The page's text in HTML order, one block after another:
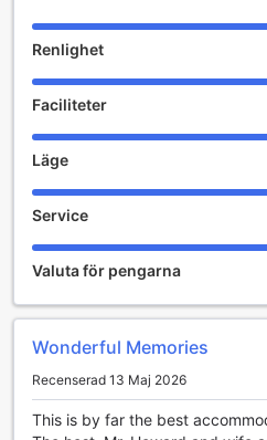
Renlighet
Faciliteter
Läge
Service
Valuta för pengarna
Wonderful Memories
Recenserad 13 Maj 2026
This is by far the best